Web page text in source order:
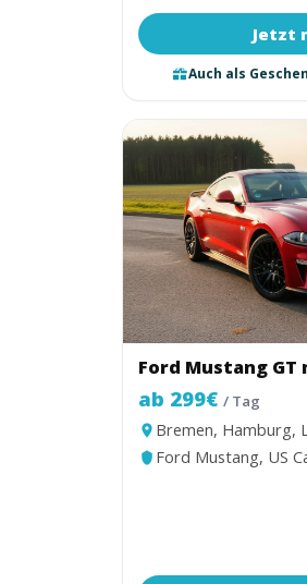
Jetzt
Auch als
Ford Mustang
ab 299€ / Tag
Bremen, Hamburg,
Ford Mustang, US